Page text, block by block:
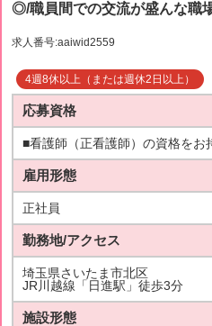
◎/職員間での交流が盛んな職
求人番号:aaiwid2559
4週8休以上（または週休2日以上）
応募資格
■看護師（正看護師）の資格をお
雇用形態
正社員
勤務地/アクセス
埼玉県さいたま市北区
JR川越線「日進駅」徒歩3分
施設形態